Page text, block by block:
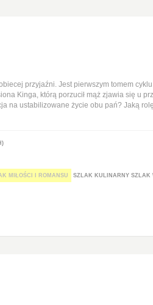
przyjaźni. Jest pierwszym tomem
Kinga, którą porzucił mąż zjawia się u
na ustabilizowane życie obu pań? Jaką
MIŁOŚCI I ROMANSU SZLAK KULINARNY SZLAK